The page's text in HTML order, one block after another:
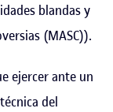
blandas y
(MASC)).
ejercer ante un
del